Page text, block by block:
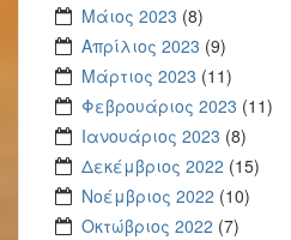
Μάιος 2023 (8)
Απρίλιος 2023 (9)
Μάρτιος 2023 (11)
Φεβρουάριος 2023 (11)
Ιανουάριος 2023 (8)
Δεκέμβριος 2022 (15)
Νοέμβριος 2022 (10)
Οκτώβριος 2022 (7)